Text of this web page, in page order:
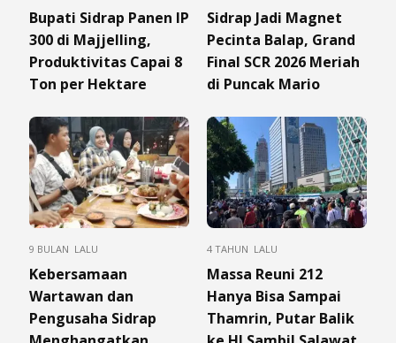
Bupati Sidrap Panen IP
300 di Majjelling,
Produktivitas Capai 8
Ton per Hektare
Sidrap Jadi Magnet
Pecinta Balap, Grand
Final SCR 2026 Meriah
di Puncak Mario
9 BULAN LALU
Kebersamaan
Wartawan dan
Pengusaha Sidrap
4 TAHUN LALU
Massa Reuni 212
Hanya Bisa Sampai
Thamrin, Putar Balik